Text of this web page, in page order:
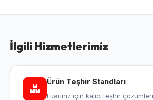
İlgili Hizmetlerimiz
Ürün Teşhir Standları
Fuarınız için kalıcı teşhir çözümleri